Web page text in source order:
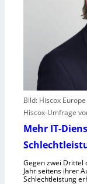
Bild: Hiscox
Hiscox-Umfrage
Mehr IT-
Gegen zwei Drittel
Jahr seitens ihrer
Schlechtleistung